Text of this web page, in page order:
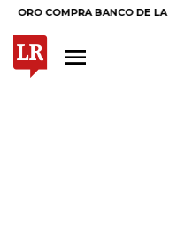
BANCO DE LA